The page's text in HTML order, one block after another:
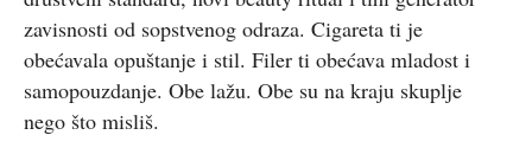
zavisnosti od sopstvenog odraza. Cigareta ti je
obećavala opuštanje i stil. Filer ti obećava mladost i
samopouzdanje. Obe lažu. Obe su na kraju skuplje
nego što misliš.